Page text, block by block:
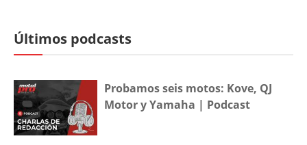
Últimos podcasts
Probamos seis motos: Kove, QJ
Motor y Yamaha | Podcast